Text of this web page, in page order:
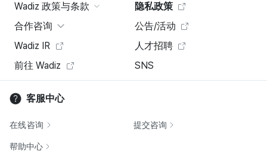
Wadiz 政策与条款
隐私政策
合作咨询
公告/活动
Wadiz IR
人才招聘
前往 Wadiz
SNS
客服中心
在线咨询 提交咨询
帮助中心